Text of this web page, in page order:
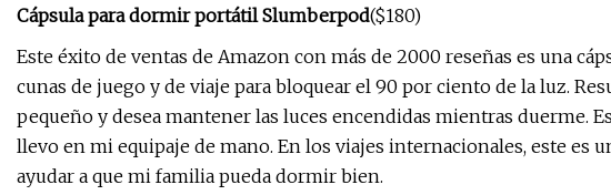
Cápsula para dormir portátil Slumberpod($180)
Este éxito de ventas de Amazon con más de 2000 reseñas es una
cunas de juego y de viaje para bloquear el 90 por ciento de la luz.
pequeño y desea mantener las luces encendidas mientras duerme.
llevo en mi equipaje de mano. En los viajes internacionales, este es
ayudar a que mi familia pueda dormir bien.